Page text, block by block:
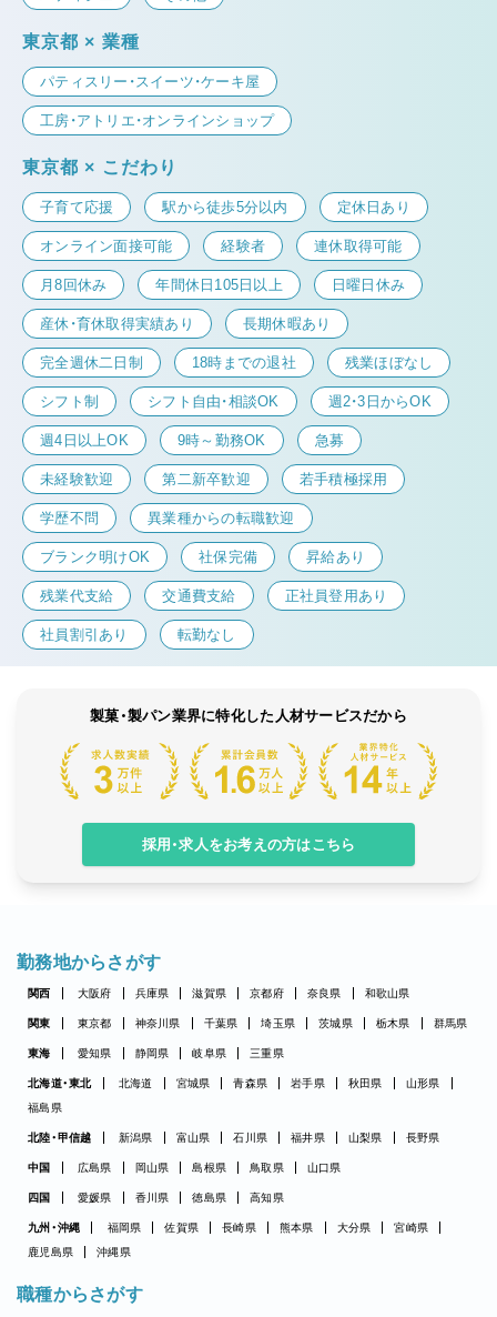
東京都 × 業種
パティスリー・スイーツ・ケーキ屋
工房・アトリエ・オンラインショップ
東京都 × こだわり
子育て応援 駅から徒歩5分以内 定休日あり
オンライン面接可能 経験者 連休取得可能
月8回休み 年間休日105日以上 日曜日休み
産休・育休取得実績あり 長期休暇あり
完全週休二日制 18時までの退社 残業ほぼなし
シフト制 シフト自由・相談OK 週2・3日からOK
週4日以上OK 9時～勤務OK 急募
未経験歓迎 第二新卒歓迎 若手積極採用
学歴不問 異業種からの転職歓迎
ブランク明けOK 社保完備 昇給あり
残業代支給 交通費支給 正社員登用あり
社員割引あり 転勤なし
製菓・製パン業界に特化した人材サービスだから
採用・求人をお考えの方はこちら
勤務地からさがす
関西 大阪府 兵庫県 滋賀県 京都府 奈良県 和歌山県
関東 東京都 神奈川県 千葉県 埼玉県 茨城県 栃木県 群馬県
東海 愛知県 静岡県 岐阜県 三重県
北海道・東北 北海道 宮城県 青森県 岩手県 秋田県
山形県
福島県
北陸・甲信越 新潟県 富山県 石川県 福井県 山梨県 長野県
中国 広島県 岡山県 島根県 鳥取県 山口県
四国 愛媛県 香川県 徳島県 高知県
九州・沖縄 福岡県 佐賀県 長崎県 熊本県 大分県
宮崎県
鹿児島県
沖縄県
職種からさがす